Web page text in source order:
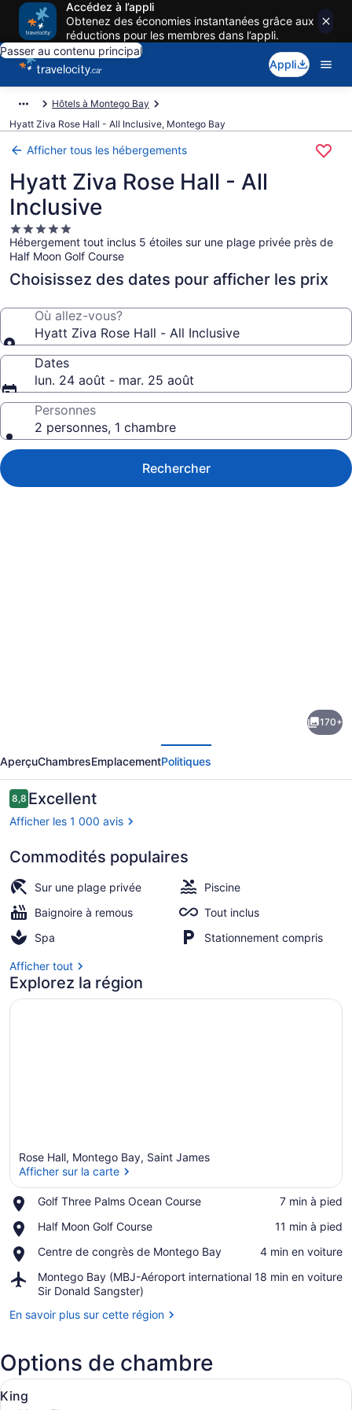
Accédez à l’appli
Obtenez des économies instantanées grâce aux
réductions pour les membres dans l’appli.
Passer au contenu principal
Appli
Hôtels à Montego Bay
Hyatt Ziva Rose Hall - All Inclusive, Montego Bay
Afficher tous les hébergements
Hyatt Ziva Rose Hall - All
Inclusive
Hébergement
5.0 étoiles
Hébergement tout inclus 5 étoiles sur une plage privée près de
Half Moon Golf Course
Choisissez des dates pour afficher les prix
Où allez-vous?
Hyatt Ziva Rose Hall - All Inclusive
Dates
lun. 24 août - mar. 25 août
Personnes
2 personnes, 1 chambre
Rechercher
Hyatt
Ziva
Rose
Hall
All
Inclusive
Plage privée, sable blanc, chaise
170+
AperçuChambresEmplacementPolitiques
Avis
8,88,8 sur 10 –
Excellent
Afficher les 1 000 avis
Commodités populaires
Sur une plage privée
Piscine
Baignoire à remous
Tout inclus
Spa
Stationnement compris
Afficher tout
Explorez la région
Rose Hall, Montego Bay, Saint James
Afficher sur la carte
Golf Three Palms Ocean Course
Place,
Three
Ocean
Course
‪7 min à pied‬
Half Moon Golf Course
Place,
Moon
Course
‪11 min à pied‬
Centre de congrès de Montego Bay
Place,
de
congrès
Montego
‪4 min en voiture‬
Montego Bay (MBJ-Aéroport international
Sir Donald Sangster)
Airport,
Montego
(MBJ-
Sir
Donald
‪18 min en voiture‬
En savoir plus sur cette région
Options de chambre
Afficher
toutes
Une chambre d’hôtel avec un
6
King